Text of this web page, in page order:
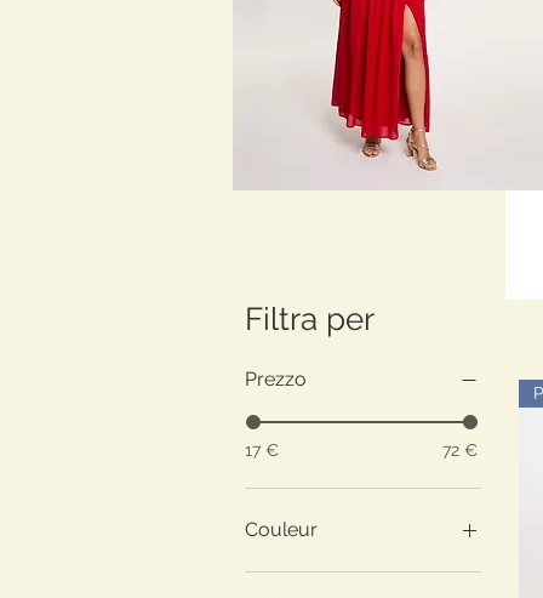
Filtra per
Prezzo
17 € 72 €
Couleur